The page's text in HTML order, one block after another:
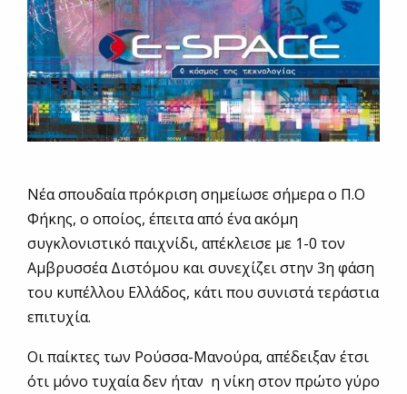
Νέα σπουδαία πρόκριση σημείωσε σήμερα ο Π.Ο
Φήκης, ο οποίος, έπειτα από ένα ακόμη
συγκλονιστικό παιχνίδι, απέκλεισε με 1-0 τον
Αμβρυσσέα Διστόμου και συνεχίζει στην 3η φάση
του κυπέλλου Ελλάδος, κάτι που συνιστά τεράστια
επιτυχία.
Οι παίκτες των Ρούσσα-Μανούρα, απέδειξαν έτσι
ότι μόνο τυχαία δεν ήταν η νίκη στον πρώτο γύρο